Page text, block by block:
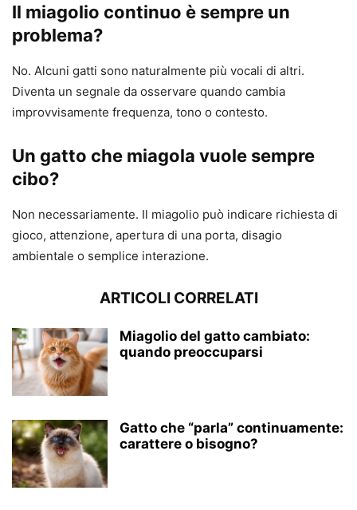
Il miagolio continuo è sempre un
problema?
No. Alcuni gatti sono naturalmente più vocali di altri.
Diventa un segnale da osservare quando cambia
improvvisamente frequenza, tono o contesto.
Un gatto che miagola vuole sempre
cibo?
Non necessariamente. Il miagolio può indicare richiesta di
gioco, attenzione, apertura di una porta, disagio
ambientale o semplice interazione.
ARTICOLI CORRELATI
Miagolio del gatto cambiato:
quando preoccuparsi
Gatto che “parla” continuamente:
carattere o bisogno?